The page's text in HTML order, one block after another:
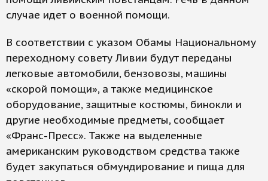
случае идет о военной помощи.
В соответствии с указом Обамы Национальному
переходному совету Ливии будут переданы
легковые автомобили, бензовозы, машины
«скорой помощи», а также медицинское
оборудование, защитные костюмы, бинокли и
другие необходимые предметы, сообщает
«Франс-Пресс». Также на выделенные
американским руководством средства также
будет закупаться обмундирование и пища для